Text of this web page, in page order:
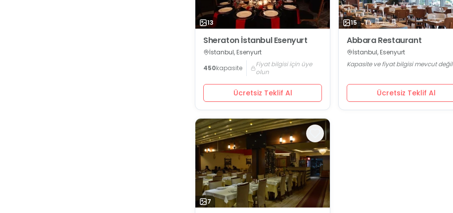
13
Sheraton İstanbul Esenyurt
İstanbul, Esenyurt
450kapasite
Fiyat bilgisi için üye
olun
Ücretsiz Teklif Al
15
Abbara Restaurant
İstanbul, Esenyurt
Kapasite ve fiyat bilgisi mevcut değil
Ücretsiz Teklif Al
7